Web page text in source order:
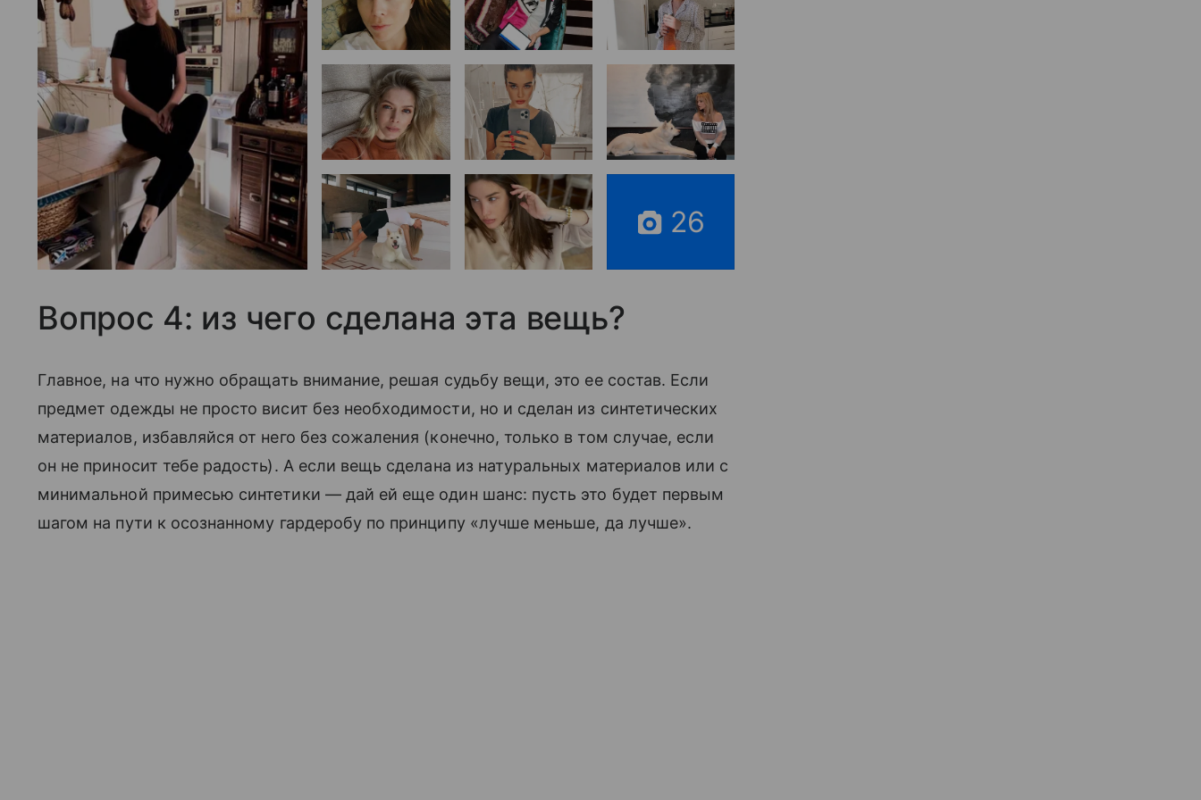
26
Вопрос 4: из чего сделана эта вещь?
Главное, на что нужно обращать внимание, решая судьбу вещи, это ее состав. Если
предмет одежды не просто висит без необходимости, но и сделан из синтетических
материалов, избавляйся от него без сожаления (конечно, только в том случае, если
он не приносит тебе радость). А если вещь сделана из натуральных материалов или с
минимальной примесью синтетики — дай ей еще один шанс: пусть это будет первым
шагом на пути к осознанному гардеробу по принципу «лучше меньше, да лучше».